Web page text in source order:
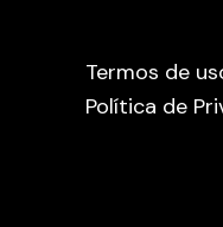
Termos de
Política de